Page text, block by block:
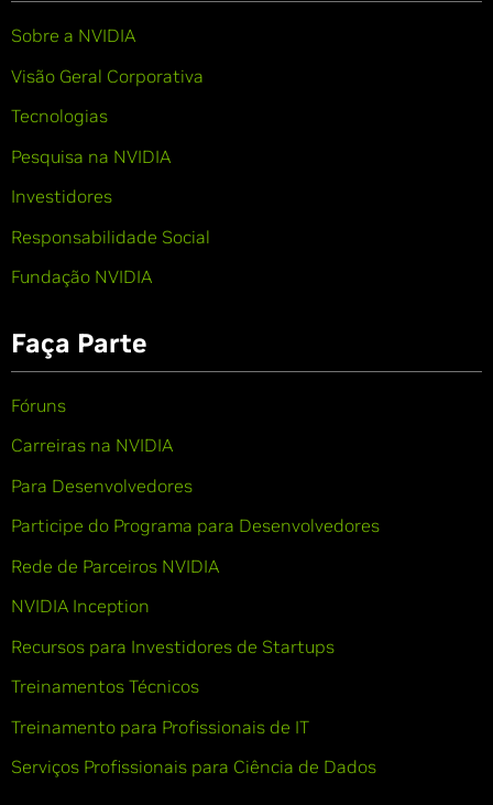
Sobre a NVIDIA
Visão Geral Corporativa
Tecnologias
Pesquisa na NVIDIA
Investidores
Responsabilidade Social
Fundação NVIDIA
Faça Parte
Fóruns
Carreiras na NVIDIA
Para Desenvolvedores
Participe do Programa para Desenvolvedores
Rede de Parceiros NVIDIA
NVIDIA Inception
Recursos para Investidores de Startups
Treinamentos Técnicos
Treinamento para Profissionais de IT
Serviços Profissionais para Ciência de Dados